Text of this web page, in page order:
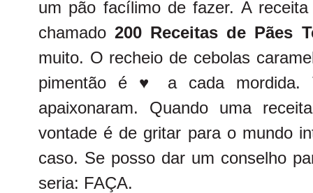
um pão facílimo de fazer. A
chamado200 Receitas de Pães
muito. O recheio de cebolas
pimentão é ♥ a cada mordida.
apaixonaram. Quando uma
vontade é de gritar para o mundo
caso. Se posso dar um conselho
seria: FAÇA.